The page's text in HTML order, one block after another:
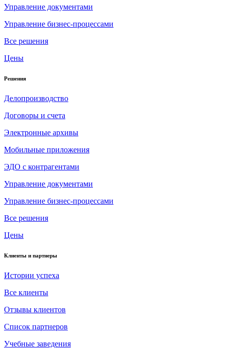
Управление документами
Управление бизнес-процессами
Все решения
Цены
Решения
Делопроизводство
Договоры и счета
Электронные архивы
Мобильные приложения
ЭДО с контрагентами
Управление документами
Управление бизнес-процессами
Все решения
Цены
Клиенты и партнеры
Истории успеха
Все клиенты
Отзывы клиентов
Список партнеров
Учебные заведения